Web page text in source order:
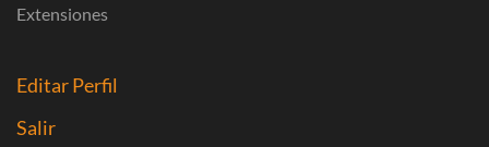
Extensiones
Editar Perfil
Salir